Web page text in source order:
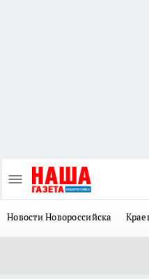
Новости Новороссийска